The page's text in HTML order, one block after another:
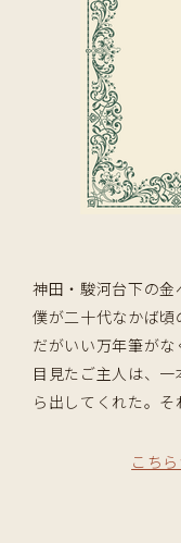
神田・駿河台下の金
僕が二十代なかば
だがいい万年筆が
目見たご主人は、
ら出してくれた。そ
こち